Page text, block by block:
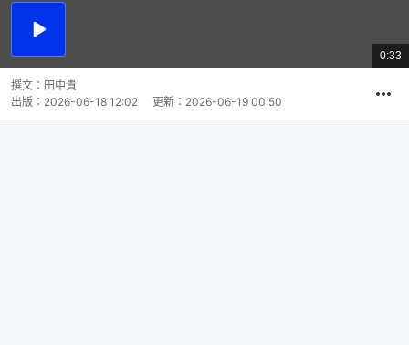
播
總
共
0:33
撰文： 田中貴
出版： 2026-06-18 12:02 更新： 2026-06-19 00:50